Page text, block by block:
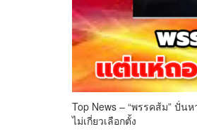
Top News – “พรรคส้ม” ปั่น
ไม่เกี่ยวเลือกตั้ง